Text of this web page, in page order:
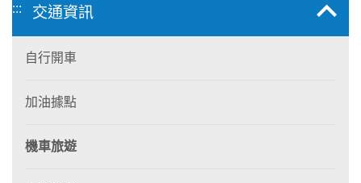
::: 交通資訊
自行開車
加油據點
機車旅遊